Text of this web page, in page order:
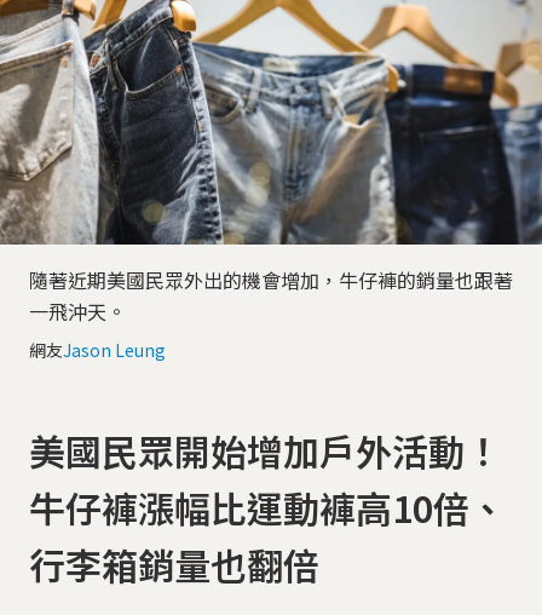
隨著近期美國民眾外出的機會增加，牛仔褲的銷量也跟著
一飛沖天。
網友Jason Leung
美國民眾開始增加戶外活動！
牛仔褲漲幅比運動褲高10倍、
行李箱銷量也翻倍